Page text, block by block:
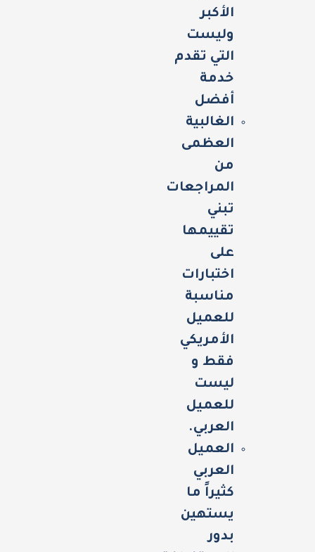
الأكبر
وليست
التي تقدم
خدمة
أفضل
الغالبية
العظمى
من
المراجعات
تبني
تقييمها
على
اختبارات
مناسبة
للعميل
الأمريكي
فقط و
ليست
للعميل
العربي.
العميل
العربي
كثيراً ما
يستهين
بدور